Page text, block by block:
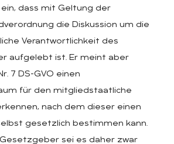
dass mit Geltung der
die Diskussion um die
Verantwortlichkeit des
aufgelebt ist. Er meint aber
7 DS-GVO einen
für den mitgliedstaatliche
nach dem dieser einen
gesetzlich bestimmen kann.
sei es daher zwar